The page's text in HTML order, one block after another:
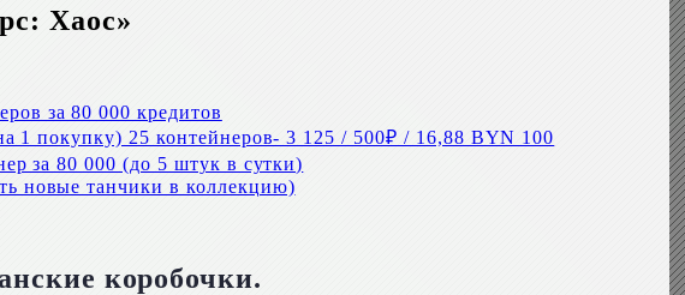
Хаос»
за 80 000 кредитов
покупку) 25 контейнеров- 3 125 / 500₽ / 16,88 BYN 100
за 80 000 (до 5 штук в сутки)
новые танчики в коллекцию)
коробочки.